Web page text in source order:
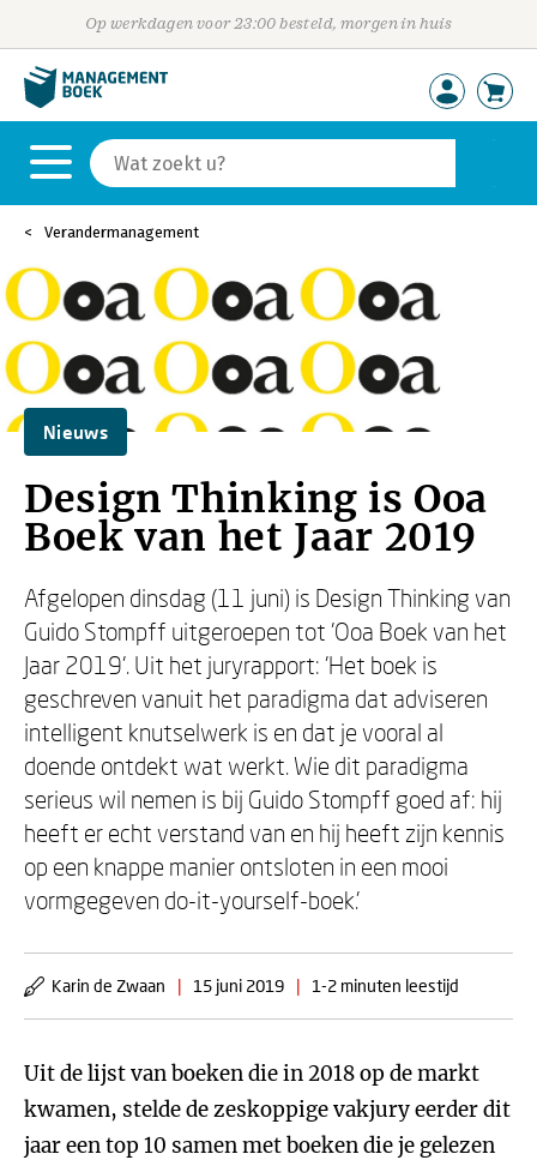
Op werkdagen voor 23:00 besteld, morgen in huis
Verandermanagement
Nieuws
Design Thinking is Ooa
Boek van het Jaar 2019
Afgelopen dinsdag (11 juni) is Design Thinking van
Guido Stompff uitgeroepen tot 'Ooa Boek van het
Jaar 2019'. Uit het juryrapport: 'Het boek is
geschreven vanuit het paradigma dat adviseren
intelligent knutselwerk is en dat je vooral al
doende ontdekt wat werkt. Wie dit paradigma
serieus wil nemen is bij Guido Stompff goed af: hij
heeft er echt verstand van en hij heeft zijn kennis
op een knappe manier ontsloten in een mooi
vormgegeven do-it-yourself-boek.'
Karin de Zwaan | 15 juni 2019 | 1-2 minuten leestijd
Uit de lijst van boeken die in 2018 op de markt
kwamen, stelde de zeskoppige vakjury eerder dit
jaar een top 10 samen met boeken die je gelezen